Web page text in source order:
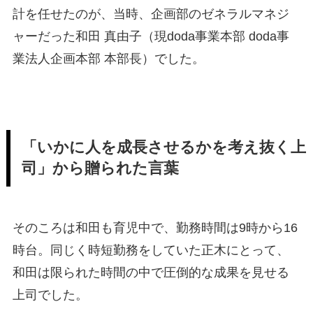
計を任せたのが、当時、企画部のゼネラルマネジ
ャーだった和田 真由子（現doda事業本部 doda事
業法人企画本部 本部長）でした。
「いかに人を成長させるかを考え抜く上
司」から贈られた言葉
そのころは和田も育児中で、勤務時間は9時から16
時台。同じく時短勤務をしていた正木にとって、
和田は限られた時間の中で圧倒的な成果を見せる
上司でした。